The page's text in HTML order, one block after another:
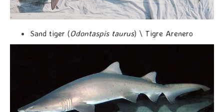
Sand tiger (Odontaspis taurus) \ Tigre Arenero